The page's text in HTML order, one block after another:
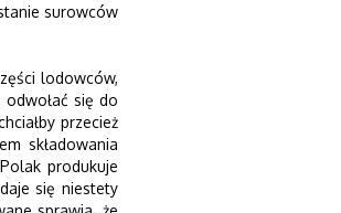
surowców
lodowców,
się do
przecież
składowania
produkuje
się niestety